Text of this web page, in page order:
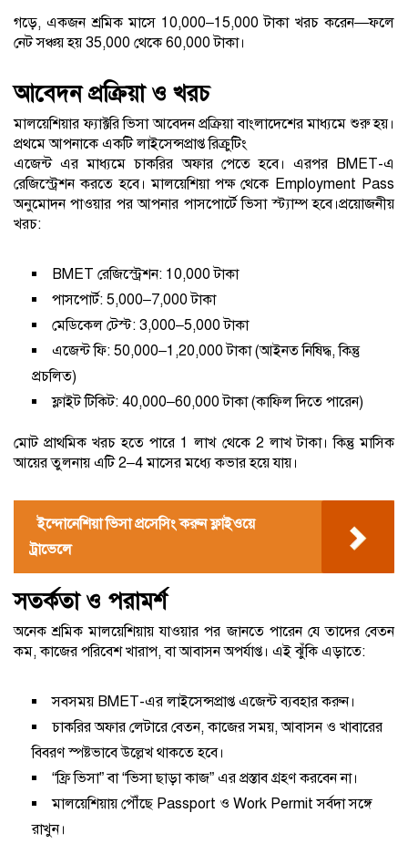
গড়ে, একজন শ্রমিক মাসে 10,000–15,000 টাকা খরচ করেন—ফলে
নেট সঞ্চয় হয় 35,000 থেকে 60,000 টাকা।
আবেদন প্রক্রিয়া ও খরচ
মালয়েশিয়ার ফ্যাক্টরি ভিসা আবেদন প্রক্রিয়া বাংলাদেশের মাধ্যমে শুরু হয়।
প্রথমে আপনাকে একটি লাইসেন্সপ্রাপ্ত রিক্রুটিং
এজেন্ট এর মাধ্যমে চাকরির অফার পেতে হবে। এরপর BMET-এ
রেজিস্ট্রেশন করতে হবে। মালয়েশিয়া পক্ষ থেকে Employment Pass
অনুমোদন পাওয়ার পর আপনার পাসপোর্টে ভিসা স্ট্যাম্প হবে।প্রয়োজনীয়
খরচ:
BMET রেজিস্ট্রেশন: 10,000 টাকা
পাসপোর্ট: 5,000–7,000 টাকা
মেডিকেল টেস্ট: 3,000–5,000 টাকা
এজেন্ট ফি: 50,000–1,20,000 টাকা (আইনত নিষিদ্ধ, কিন্তু
প্রচলিত)
ফ্লাইট টিকিট: 40,000–60,000 টাকা (কাফিল দিতে পারেন)
মোট প্রাথমিক খরচ হতে পারে 1 লাখ থেকে 2 লাখ টাকা। কিন্তু মাসিক
আয়ের তুলনায় এটি 2–4 মাসের মধ্যে কভার হয়ে যায়।
ইন্দোনেশিয়া ভিসা প্রসেসিং করুন ফ্লাইওয়ে
ট্রাভেলে
সতর্কতা ও পরামর্শ
অনেক শ্রমিক মালয়েশিয়ায় যাওয়ার পর জানতে পারেন যে তাদের বেতন
কম, কাজের পরিবেশ খারাপ, বা আবাসন অপর্যাপ্ত। এই ঝুঁকি এড়াতে:
সবসময় BMET-এর লাইসেন্সপ্রাপ্ত এজেন্ট ব্যবহার করুন।
চাকরির অফার লেটারে বেতন, কাজের সময়, আবাসন ও খাবারের
বিবরণ স্পষ্টভাবে উল্লেখ থাকতে হবে।
“ফ্রি ভিসা” বা “ভিসা ছাড়া কাজ” এর প্রস্তাব গ্রহণ করবেন না।
মালয়েশিয়ায় পৌঁছে Passport ও Work Permit সর্বদা সঙ্গে
রাখুন।